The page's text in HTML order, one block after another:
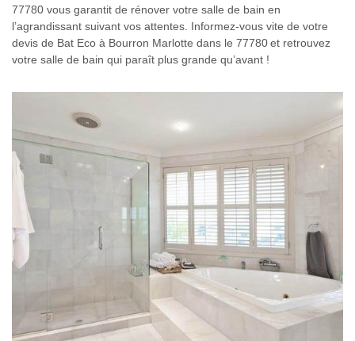
77780 vous garantit de rénover votre salle de bain en
l’agrandissant suivant vos attentes. Informez-vous vite de votre
devis de Bat Eco à Bourron Marlotte dans le 77780 et retrouvez
votre salle de bain qui paraît plus grande qu’avant !